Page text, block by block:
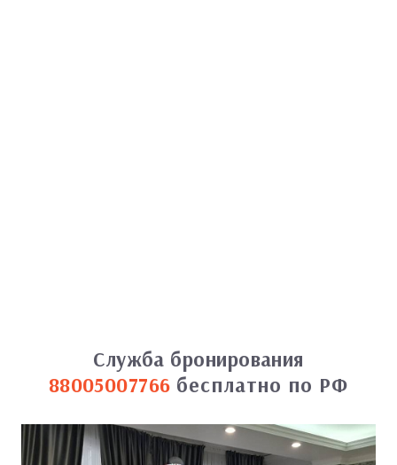
Служба бронирования
88005007766 бесплатно по РФ